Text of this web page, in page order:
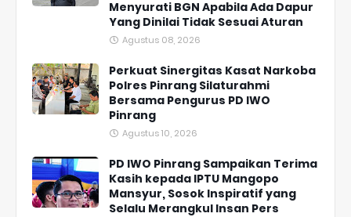
Menyurati BGN Apabila Ada Dapur
Yang Dinilai Tidak Sesuai Aturan
Agustus 08, 2026
Perkuat Sinergitas Kasat Narkoba
Polres Pinrang Silaturahmi
Bersama Pengurus PD IWO
Pinrang
Agustus 10, 2026
PD IWO Pinrang Sampaikan Terima
Kasih kepada IPTU Mangopo
Mansyur, Sosok Inspiratif yang
Selalu Merangkul Insan Pers